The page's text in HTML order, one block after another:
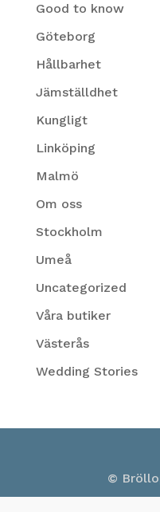
Good to know
Göteborg
Hållbarhet
Jämställdhet
Kungligt
Linköping
Malmö
Om oss
Stockholm
Umeå
Uncategorized
Våra butiker
Västerås
Wedding Stories
©